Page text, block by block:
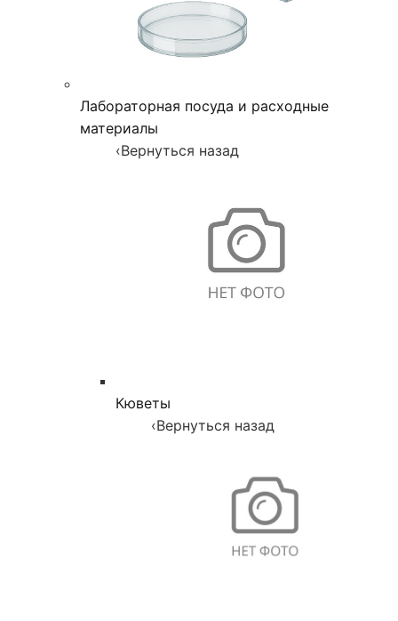
Лабораторная посуда и расходные
материалы
‹Вернуться назад
Кюветы
‹Вернуться назад